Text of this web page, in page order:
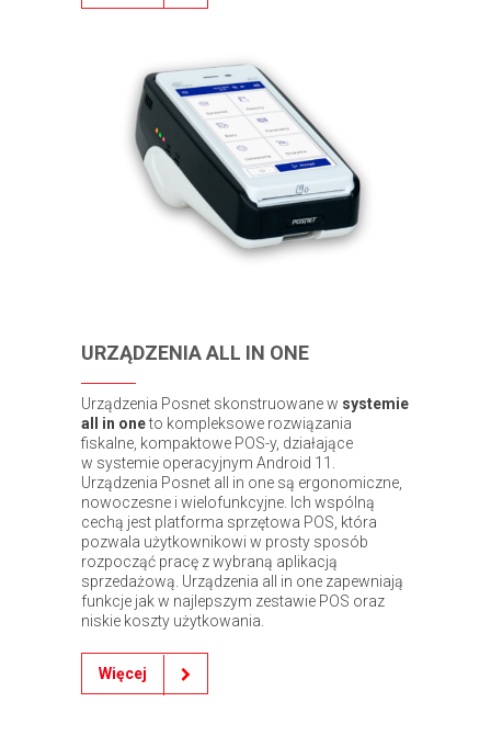
URZĄDZENIA ALL IN ONE
Urządzenia Posnet skonstruowane w systemie
all in oneto kompleksowe rozwiązania
fiskalne, kompaktowe POS-y, działające
w systemie operacyjnym Android 11.
Urządzenia Posnet all in one są ergonomiczne,
nowoczesne i wielofunkcyjne. Ich wspólną
cechą jest platforma sprzętowa POS, która
pozwala użytkownikowi w prosty sposób
rozpocząć pracę z wybraną aplikacją
sprzedażową. Urządzenia all in one zapewniają
funkcje jak w najlepszym zestawie POS oraz
niskie koszty użytkowania.
Więcej